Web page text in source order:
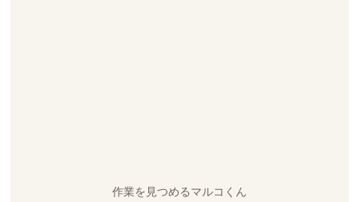
作業を見つめるマルコくん